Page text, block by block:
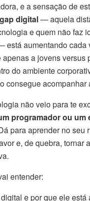
e a sensação de
gap digital— aquela
e quem não faz
está aumentando cada
apenas a jovens versus
do ambiente
consegue acompanhar
não veio para te
programador ou um
para aprender no seu
e, de quebra, tornar
entender:
e por que ele está